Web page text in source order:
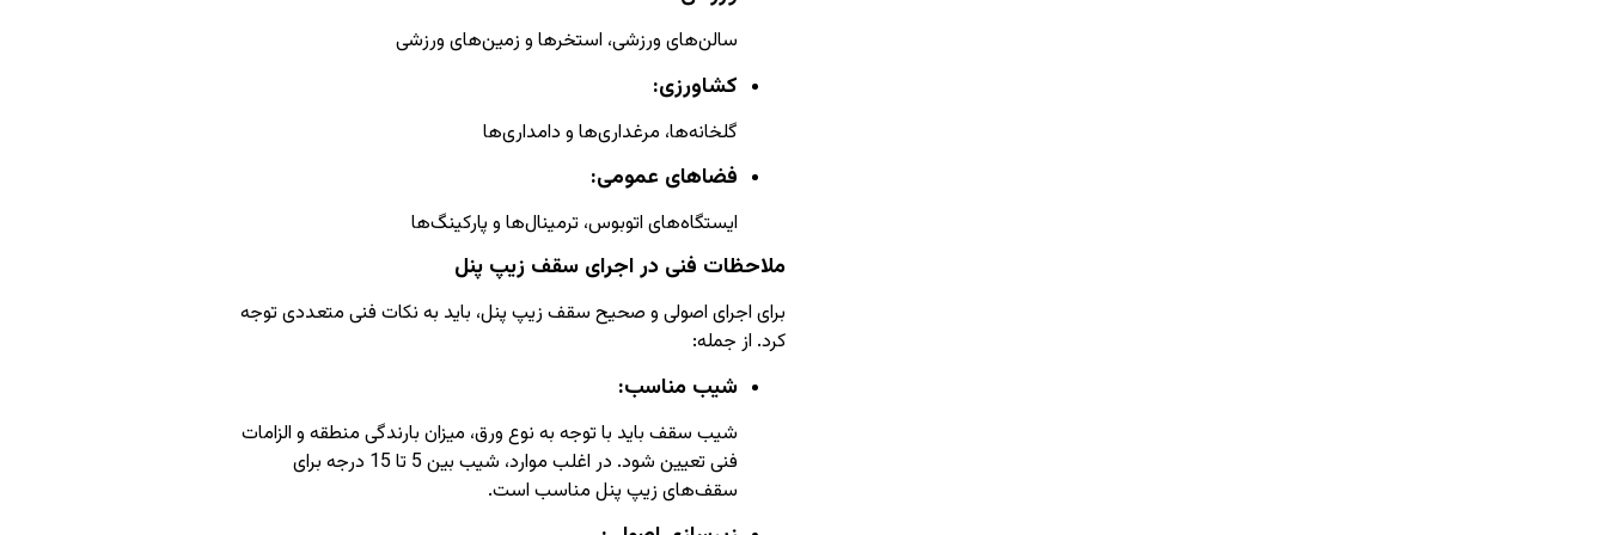
سالن‌های ورزشی، استخرها و زمین‌های ورزشی
کشاورزی:
گلخانه‌ها، مرغداری‌ها و دامداری‌ها
فضاهای عمومی:
ایستگاه‌های اتوبوس، ترمینال‌ها و پارکینگ‌ها
ملاحظات فنی در اجرای سقف زیپ پنل
برای اجرای اصولی و صحیح سقف زیپ پنل، باید به نکات فنی متعددی توجه
کرد. از جمله:
شیب مناسب:
شیب‌ سقف باید با توجه به نوع ورق، میزان بارندگی منطقه و الزامات
فنی تعیین شود. در اغلب موارد، شیب بین 5 تا 15 درجه برای
سقف‌های زیپ پنل مناسب است.